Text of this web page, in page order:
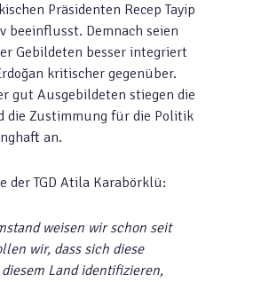
Präsidenten Recep Tayip
beeinflusst. Demnach seien
Gebildeten besser integriert
kritischer gegenüber.
gut Ausgebildeten stiegen die
die Zustimmung für die Politik
an.
der TGD Atila Karabörklü:
weisen wir schon seit
wir, dass sich diese
Land identifizieren,